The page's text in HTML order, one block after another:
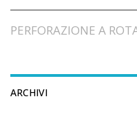
PERFORAZIONE A
ARCHIVI